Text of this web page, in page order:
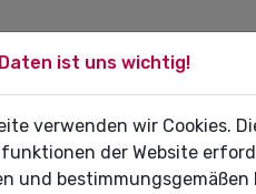
FÜR PATIENTEN
ist uns wichtig!
verwenden wir Cookies.
der Website
und